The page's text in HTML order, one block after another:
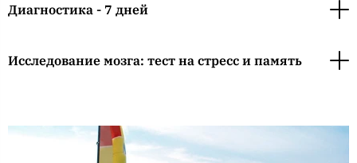
Диагностика - 7 дней
Исследование мозга: тест на стресс и память